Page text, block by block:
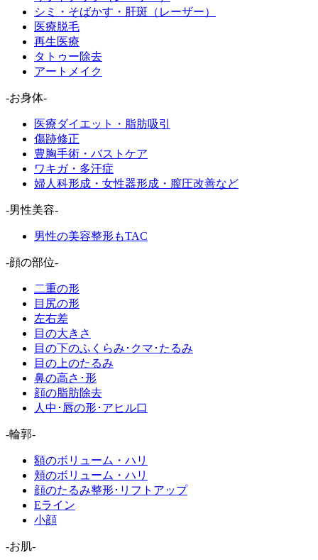
シミ・そばかす・肝斑（レーザー）
医療脱毛
再生医療
タトゥー除去
アートメイク
-お身体-
医療ダイエット・脂肪吸引
傷跡修正
豊胸手術・バストケア
ワキガ・多汗症
婦人科形成・女性器形成・膣圧改善など
-男性美容-
男性の美容整形もTAC
-顔の部位-
二重の形
目尻の形
左右差
目の大きさ
目の下のふくらみ･クマ･たるみ
目の上のたるみ
鼻の高さ･形
顔の脂肪除去
人中･唇の形･アヒル口
-輪郭-
額のボリューム・ハリ
頬のボリューム・ハリ
顔のたるみ整形･リフトアップ
Eライン
小顔
-お肌-